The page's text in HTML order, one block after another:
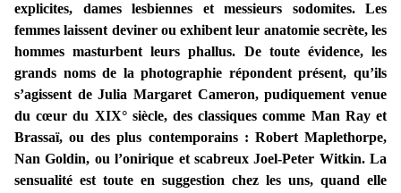
explicites, dames lesbiennes et messieurs sodomites. Les
femmes laissent deviner ou exhibent leur anatomie secrète, les
hommes masturbent leurs phallus. De toute évidence, les
grands noms de la photographie répondent présent, qu’ils
s’agissent de Julia Margaret Cameron, pudiquement venue
du cœur du XIX° siècle, des classiques comme Man Ray et
Brassaï, ou des plus contemporains : Robert Maplethorpe,
Nan Goldin, ou l’onirique et scabreux Joel-Peter Witkin. La
sensualité est toute en suggestion chez les uns, quand elle